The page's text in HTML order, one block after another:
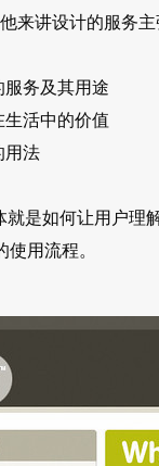
来讲设计的服务
服务及其用途
生活中的价值
用法
就是如何让用户理
用流程。